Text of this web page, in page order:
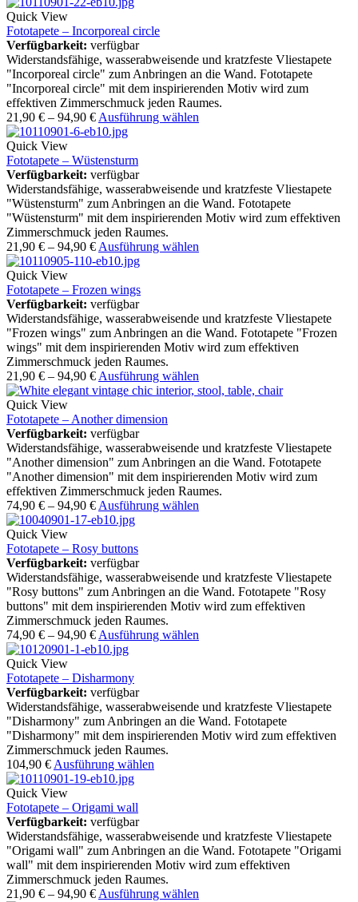
Quick View
Fototapete – Incorporeal circle
Verfügbarkeit: verfügbar
Widerstandsfähige, wasserabweisende und kratzfeste Vliestapete
"Incorporeal circle" zum Anbringen an die Wand. Fototapete
"Incorporeal circle" mit dem inspirierenden Motiv wird zum
effektiven Zimmerschmuck jeden Raumes.
21,90 € – 94,90 € Ausführung wählen
Quick View
Fototapete – Wüstensturm
Verfügbarkeit: verfügbar
Widerstandsfähige, wasserabweisende und kratzfeste Vliestapete
"Wüstensturm" zum Anbringen an die Wand. Fototapete
"Wüstensturm" mit dem inspirierenden Motiv wird zum effektiven
Zimmerschmuck jeden Raumes.
21,90 € – 94,90 € Ausführung wählen
Quick View
Fototapete – Frozen wings
Verfügbarkeit: verfügbar
Widerstandsfähige, wasserabweisende und kratzfeste Vliestapete
"Frozen wings" zum Anbringen an die Wand. Fototapete "Frozen
wings" mit dem inspirierenden Motiv wird zum effektiven
Zimmerschmuck jeden Raumes.
21,90 € – 94,90 € Ausführung wählen
Quick View
Fototapete – Another dimension
Verfügbarkeit: verfügbar
Widerstandsfähige, wasserabweisende und kratzfeste Vliestapete
"Another dimension" zum Anbringen an die Wand. Fototapete
"Another dimension" mit dem inspirierenden Motiv wird zum
effektiven Zimmerschmuck jeden Raumes.
74,90 € – 94,90 € Ausführung wählen
Quick View
Fototapete – Rosy buttons
Verfügbarkeit: verfügbar
Widerstandsfähige, wasserabweisende und kratzfeste Vliestapete
"Rosy buttons" zum Anbringen an die Wand. Fototapete "Rosy
buttons" mit dem inspirierenden Motiv wird zum effektiven
Zimmerschmuck jeden Raumes.
74,90 € – 94,90 € Ausführung wählen
Quick View
Fototapete – Disharmony
Verfügbarkeit: verfügbar
Widerstandsfähige, wasserabweisende und kratzfeste Vliestapete
"Disharmony" zum Anbringen an die Wand. Fototapete
"Disharmony" mit dem inspirierenden Motiv wird zum effektiven
Zimmerschmuck jeden Raumes.
104,90 € Ausführung wählen
Quick View
Fototapete – Origami wall
Verfügbarkeit: verfügbar
Widerstandsfähige, wasserabweisende und kratzfeste Vliestapete
"Origami wall" zum Anbringen an die Wand. Fototapete "Origami
wall" mit dem inspirierenden Motiv wird zum effektiven
Zimmerschmuck jeden Raumes.
21,90 € – 94,90 € Ausführung wählen